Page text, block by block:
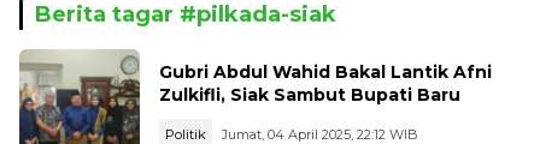
Berita tagar #pilkada-siak
Gubri Abdul Wahid Bakal Lantik Afni
Zulkifli, Siak Sambut Bupati Baru
Politik Jumat, 04 April 2025, 22:12 WIB